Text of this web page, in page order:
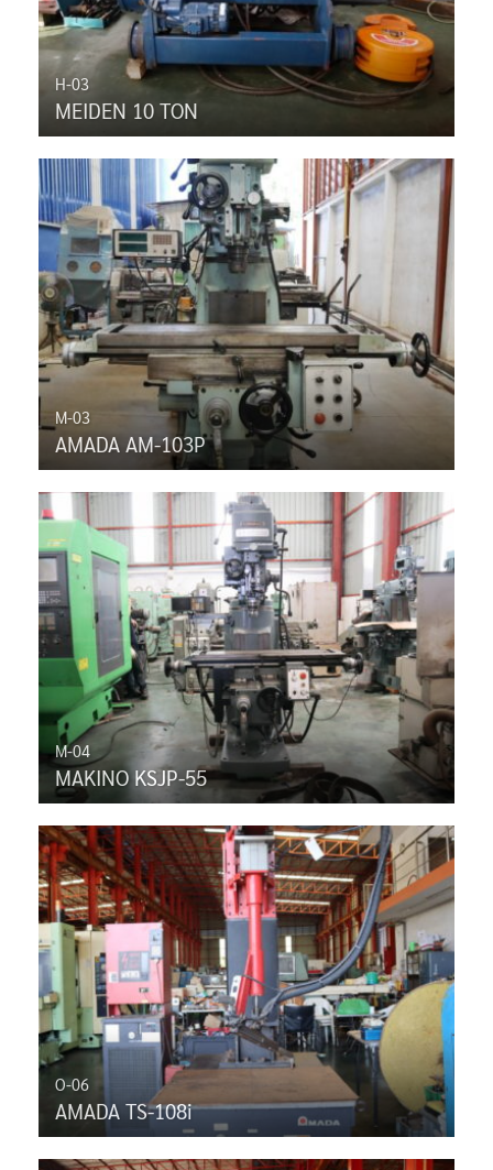
H-03
MEIDEN 10 TON
M-03
AMADA AM-103P
M-04
MAKINO KSJP-55
O-06
AMADA TS-108i